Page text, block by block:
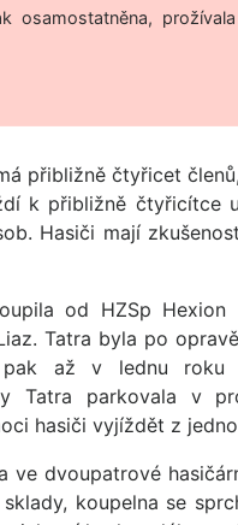
osamostatněna,
přibližně čtyřicet
k přibližně čtyřicítce
Hasiči mají
od HZSp Hexion
Tatra byla po
až v lednu roku
Tatra parkovala v
hasiči vyjíždět z
dvoupatrové
koupelna se